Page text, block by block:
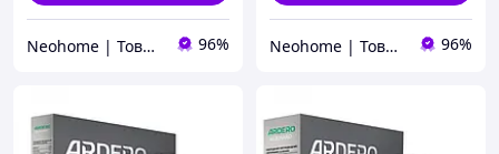
Neohome | Товары для дома и дачи 96% Neohome | Товары для дома и дачи 96%